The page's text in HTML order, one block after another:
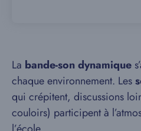
La bande-son dynamique
chaque environnement. Les
qui crépitent, discussions
couloirs) participent à